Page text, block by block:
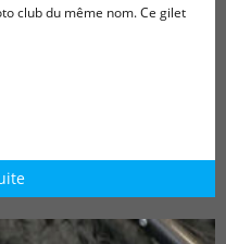
club du même nom. Ce gilet